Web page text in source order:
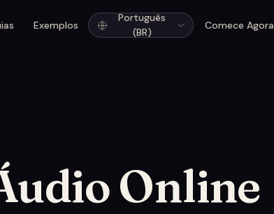
Exemplos
Português
(BR)
Comece Agora
Online